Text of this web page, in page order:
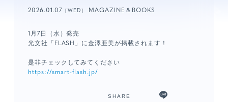
2026.01.07 ［WED］ MAGAZINE＆BOOKS
1月7日（水）発売
光文社「FLASH」に金澤亜美が掲載されます！
是非チェックしてみてください
https://smart-flash.jp/
SHARE